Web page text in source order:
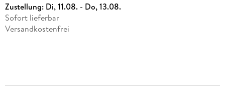
Zustellung: Di, 11.08. - Do, 13.08.
Sofort lieferbar
Versandkostenfrei